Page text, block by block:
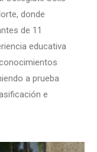
donde
de 11
educativa
a prueba
e